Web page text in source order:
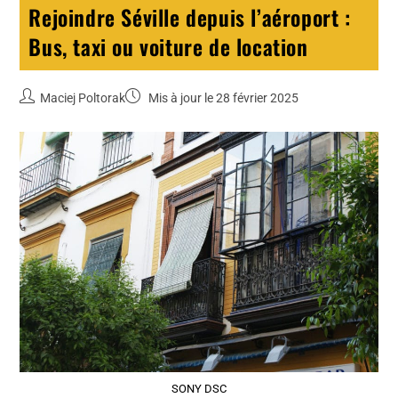
Rejoindre Séville depuis l’aéroport :
Bus, taxi ou voiture de location
Maciej Poltorak Mis à jour le 28 février 2025
SONY DSC